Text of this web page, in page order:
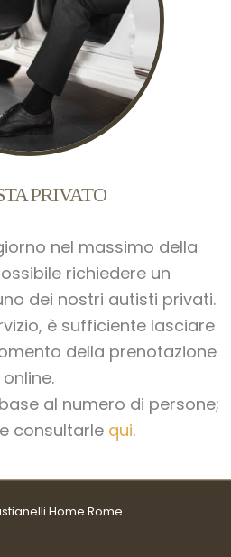
PRIVATO
nel massimo della
richiedere un
dei nostri autisti privati.
è sufficiente lasciare
della prenotazione
online.
al numero di persone;
consultarle qui.
Home Rome